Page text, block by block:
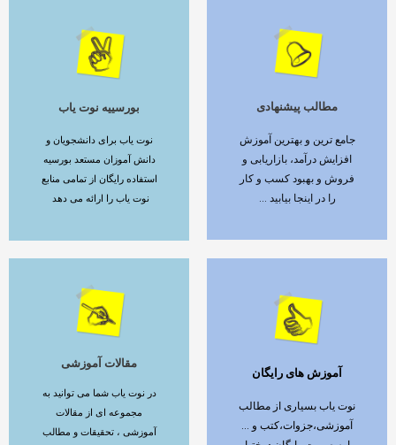
مطالب پیشنهادی
جامع ترین و بهترین آموزش
افزایش درآمد، بازاریابی و
فروش و بهبود کسب و کار
را در اینجا بیابید ...
ادامه مطلب بورسییه نوت یاب
نوت یاب برای دانشجویان و
دانش آموزان مستعد بورسیه
استفاده رایگان از تمامی منابع
نوت یاب را ارائه می دهد
ادامه مطلب
آموزش های رایگان
نوت یاب بسیاری از مطالب
آموزشی،جزوات،کتب و ...
ادامه مطلب
مقالات آموزشی
در نوت یاب شما می توانید به
مجموعه ای از مقالات
آموزشی ، تحقیقات و مطالب